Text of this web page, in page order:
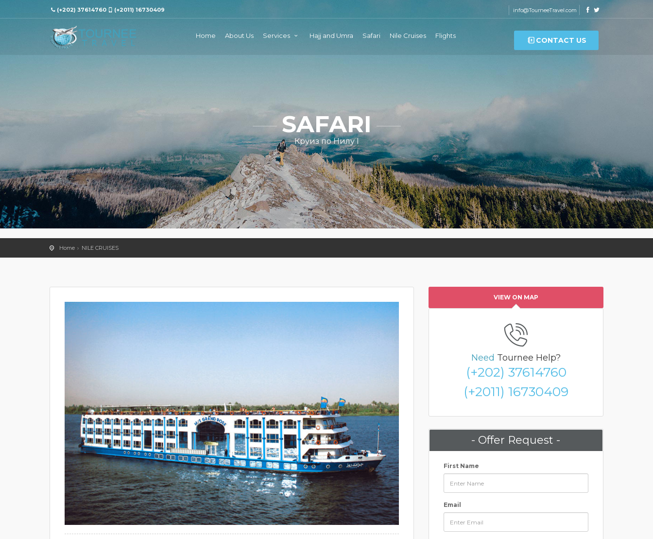
(+202) 37614760 (+2011) 16730409 info@TourneeTravel.com
Home About Us Services Hajj and Umra Safari Nile Cruises Flights
CONTACT US
SAFARI
Круиз по Нилу I
Home NILE CRUISES
VIEW ON MAP
Need Tournee Help?
(+202) 37614760
(+2011) 16730409
- Offer Request -
First Name
Email